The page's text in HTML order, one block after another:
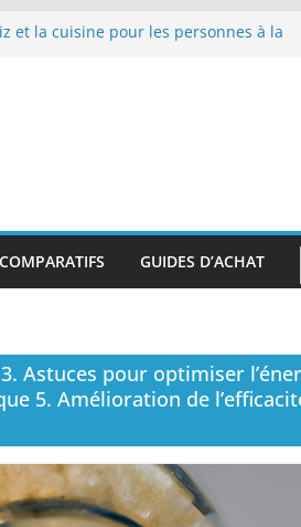
et la cuisine pour les personnes à la
pour les familles nombreuses : Cuisson
et la préparation de plats pour les
COMPARATIFS GUIDES D’ACHAT
Astuces pour optimiser
5. Amélioration de